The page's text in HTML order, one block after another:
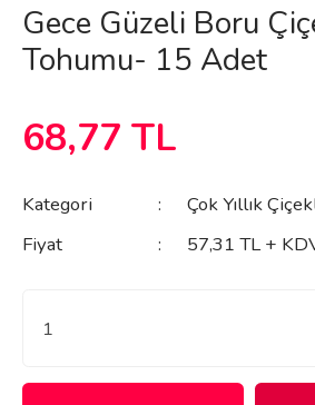
Gece Güzeli Boru
Tohumu- 15 Adet
68,77 TL
Kategori
Çok Yıllık
Fiyat
57,31 TL +